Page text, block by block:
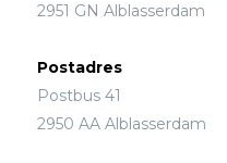
2951 GN Alblasserdam
Postadres
Postbus 41
2950 AA Alblasserdam